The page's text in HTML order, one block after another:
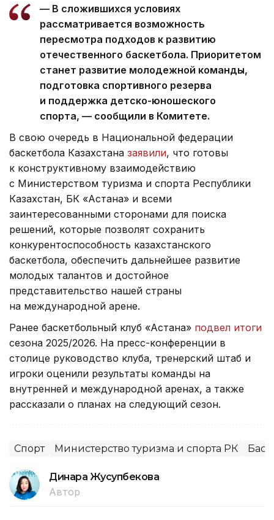
— В сложившихся условиях
рассматривается возможность
пересмотра подходов к развитию
отечественного баскетбола. Приоритетом
станет развитие молодежной команды,
подготовка спортивного резерва
и поддержка детско-юношеского
спорта, — сообщили в Комитете.
В свою очередь в Национальной федерации
баскетбола Казахстана заявили, что готовы
к конструктивному взаимодействию
с Министерством туризма и спорта Республики
Казахстан, БК «Астана» и всеми
заинтересованными сторонами для поиска
решений, которые позволят сохранить
конкурентоспособность казахстанского
баскетбола, обеспечить дальнейшее развитие
молодых талантов и достойное
представительство нашей страны
на международной арене.
Ранее баскетбольный клуб «Астана» подвел итоги
сезона 2025/2026. На пресс-конференции в
столице руководство клуба, тренерский штаб и
игроки оценили результаты команды на
внутренней и международной аренах, а также
рассказали о планах на следующий сезон.
Спорт Министерство туризма и спорта РК
Динара Жусупбекова
Автор